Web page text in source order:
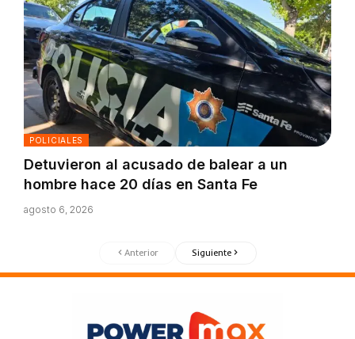
POLICIALES
Detuvieron al acusado de balear a un
hombre hace 20 días en Santa Fe
agosto 6, 2026
Anterior Siguiente